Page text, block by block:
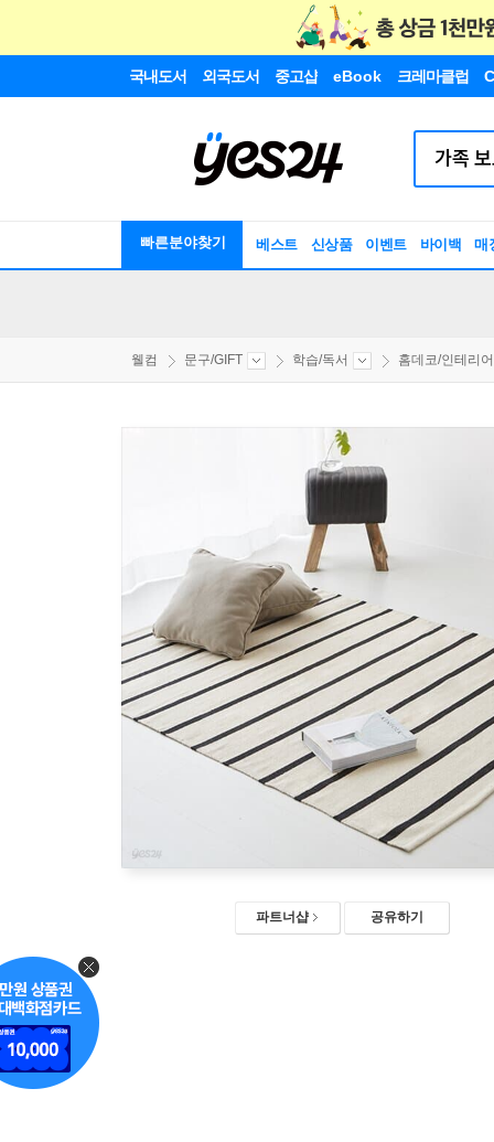
국내도서 외국도서 중고샵 eBook 크레마클럽
빠른분야찾기 베스트 신상품 이벤트 바이백 매
웰컴 문구/GIFT 학습/독서 홈데코/인테리어
파트너샵 공유하기